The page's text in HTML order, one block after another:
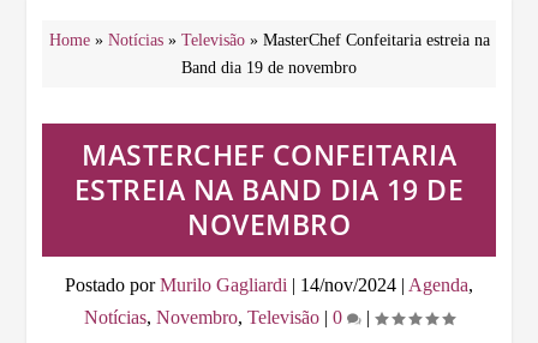
Home» Notícias» Televisão» MasterChef Confeitaria estreia na
Band dia 19 de novembro
MASTERCHEF CONFEITARIA
ESTREIA NA BAND DIA 19 DE
NOVEMBRO
Postado porMurilo Gagliardi | 14/nov/2024 | Agenda,
Notícias, Novembro, Televisão | 0 |